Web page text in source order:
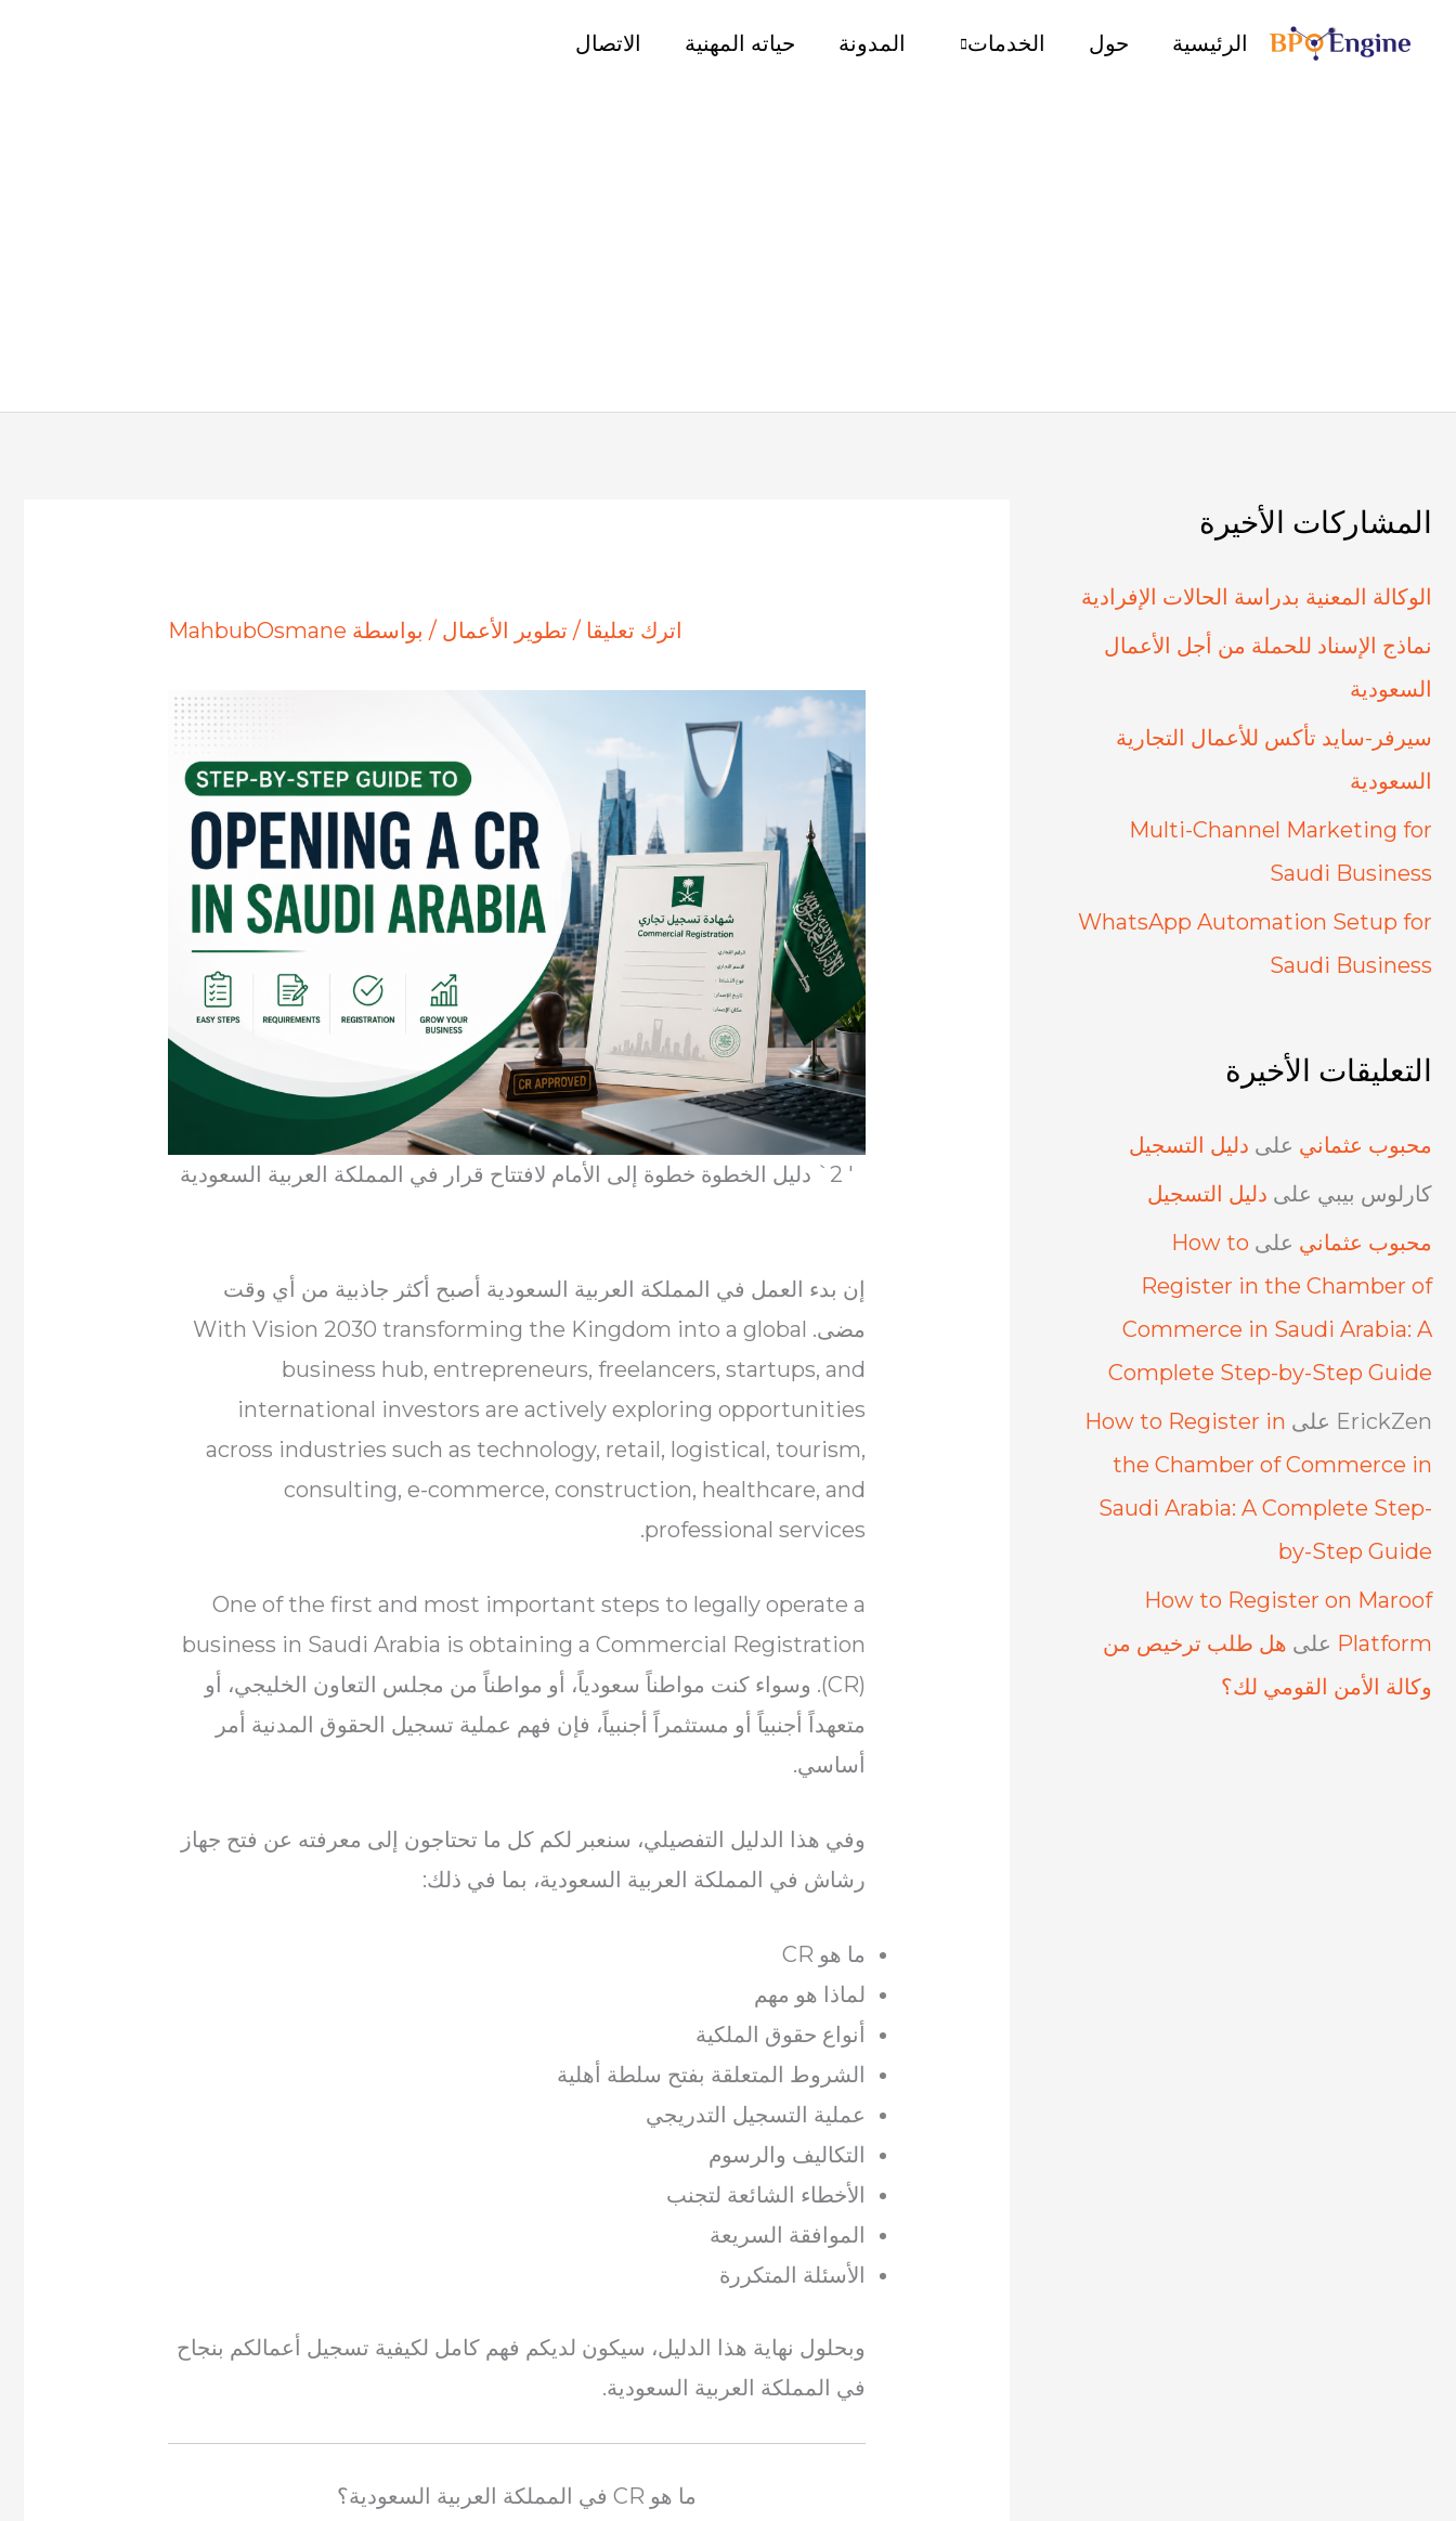
الرئيسية حول الخدمات المدونة حياته المهنية الاتصال
اترك تعليقا / تطوير الأعمال / بواسطة MahbubOsmane
' 2` دليل الخطوة خطوة إلى الأمام لافتتاح قرار في المملكة العربية السعودية
إن بدء العمل في المملكة العربية السعودية أصبح أكثر جاذبية من أي وقت
مضى. With Vision 2030 transforming the Kingdom into a global
business hub, entrepreneurs, freelancers, startups, and
international investors are actively exploring opportunities
across industries such as technology, retail, logistical, tourism,
consulting, e-commerce, construction, healthcare, and
professional services.
One of the first and most important steps to legally operate a
business in Saudi Arabia is obtaining a Commercial Registration
(CR). وسواء كنت مواطناً سعودياً، أو مواطناً من مجلس التعاون الخليجي، أو
متعهداً أجنبياً أو مستثمراً أجنبياً، فإن فهم عملية تسجيل الحقوق المدنية أمر
أساسي.
وفي هذا الدليل التفصيلي، سنعبر لكم كل ما تحتاجون إلى معرفته عن فتح جهاز
رشاش في المملكة العربية السعودية، بما في ذلك:
ما هو CR
لماذا هو مهم
أنواع حقوق الملكية
الشروط المتعلقة بفتح سلطة أهلية
عملية التسجيل التدريجي
التكاليف والرسوم
الأخطاء الشائعة لتجنب
الموافقة السريعة
الأسئلة المتكررة
وبحلول نهاية هذا الدليل، سيكون لديكم فهم كامل لكيفية تسجيل أعمالكم بنجاح
في المملكة العربية السعودية.
ما هو CR في المملكة العربية السعودية؟
المشاركات الأخيرة
الوكالة المعنية بدراسة الحالات الإفرادية
نماذج الإسناد للحملة من أجل الأعمال
السعودية
سيرفر-سايد تأكس للأعمال التجارية
السعودية
Multi-Channel Marketing for
Saudi Business
WhatsApp Automation Setup for
Saudi Business
التعليقات الأخيرة
محبوب عثماني على دليل التسجيل
كارلوس بيبي على دليل التسجيل
محبوب عثماني على How to
Register in the Chamber of
Commerce in Saudi Arabia: A
Complete Step-by-Step Guide
ErickZen على How to Register in
the Chamber of Commerce in
Saudi Arabia: A Complete Step-
by-Step Guide
How to Register on Maroof
Platform على هل طلب ترخيص من
وكالة الأمن القومي لك؟